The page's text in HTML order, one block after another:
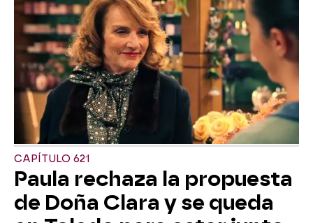
CAPÍTULO 621
Paula rechaza la propuesta
de Doña Clara y se queda